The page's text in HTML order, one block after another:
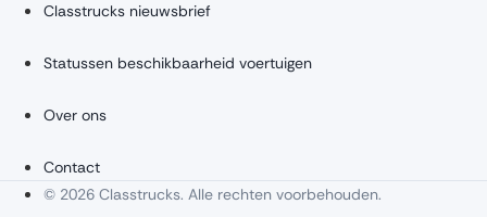
Classtrucks nieuwsbrief
Statussen beschikbaarheid voertuigen
Over ons
Contact
© 2026 Classtrucks. Alle rechten voorbehouden.